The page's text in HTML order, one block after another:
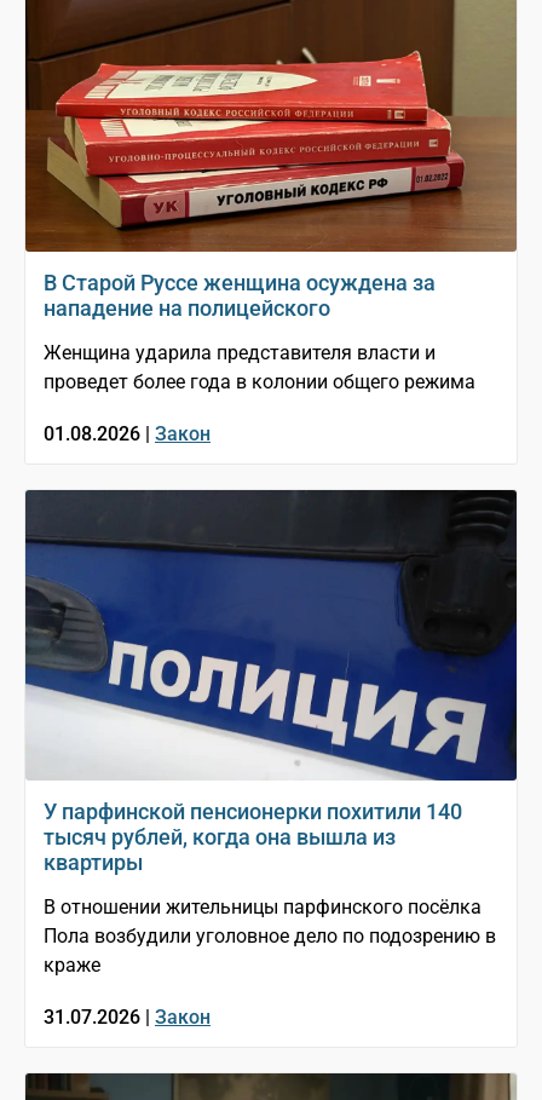
В Старой Руссе женщина осуждена за
нападение на полицейского
Женщина ударила представителя власти и
проведет более года в колонии общего режима
01.08.2026 | Закон
У парфинской пенсионерки похитили 140
тысяч рублей, когда она вышла из
квартиры
В отношении жительницы парфинского посёлка
Пола возбудили уголовное дело по подозрению в
краже
31.07.2026 | Закон